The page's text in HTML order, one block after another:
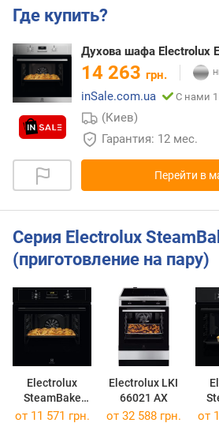
Где купить?
Духова шафа Electrolux
14 263 грн.
inSale.com.ua
С нами 1
(Киев)
Гарантия: 12 мес.
Перейти в
Серия Electrolux
(приготовление на пару)
Electrolux
SteamBake
EOD 3H50 BK
Electrolux LKI
66021 AX
от 11 571 грн. от 32 588 грн. от